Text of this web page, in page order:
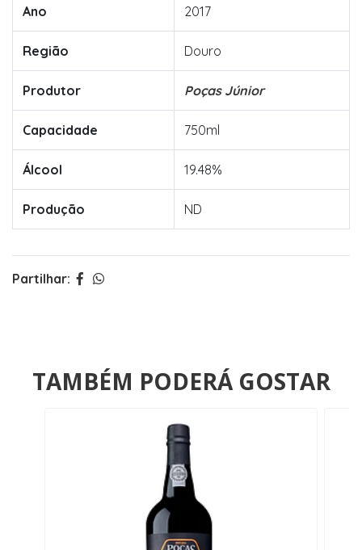
Ano 2017
Região Douro
Produtor Poças Júnior
Capacidade 750ml
Álcool 19.48%
Produção ND
Partilhar:
TAMBÉM PODERÁ GOSTAR